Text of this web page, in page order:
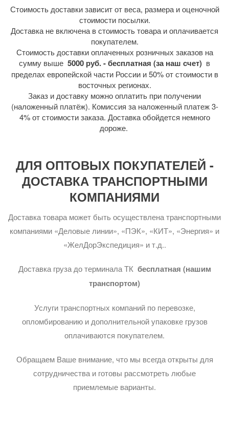
Стоимость доставки зависит от веса, размера и оценочной
стоимости посылки.
Доставка не включена в стоимость товара и оплачивается
покупателем.
Стоимость доставки оплаченных розничных заказов на
сумму выше 5000 руб. - бесплатная (за наш счет) в
пределах европейской части России и 50% от стоимости в
восточных регионах.
Заказ и доставку можно оплатить при получении
(наложенный платёж). Комиссия за наложенный платеж 3-
4% от стоимости заказа. Доставка обойдется немного
дороже.
ДЛЯ ОПТОВЫХ ПОКУПАТЕЛЕЙ -
ДОСТАВКА ТРАНСПОРТНЫМИ
КОМПАНИЯМИ
Доставка товара может быть осуществлена транспортными
компаниями «Деловые линии», «ПЭК», «КИТ», «Энергия» и
«ЖелДорЭкспедиция» и т.д..
Доставка груза до терминала ТК бесплатная (нашим
транспортом)
Услуги транспортных компаний по перевозке,
опломбированию и дополнительной упаковке грузов
оплачиваются покупателем.
Обращаем Ваше внимание, что мы всегда открыты для
сотрудничества и готовы рассмотреть любые
приемлемые варианты.